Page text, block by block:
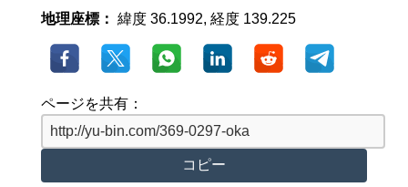
地理座標： 緯度 36.1992, 経度 139.225
ページを共有：
コピー